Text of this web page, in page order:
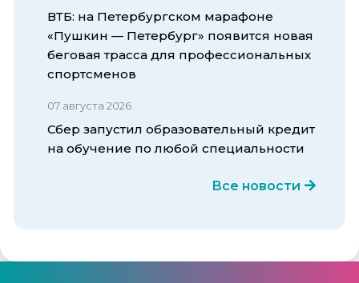
ВТБ: на Петербургском марафоне
«Пушкин — Петербург» появится новая
беговая трасса для профессиональных
спортсменов
07 августа 2026
Сбер запустил образовательный кредит
на обучение по любой специальности
Все новости